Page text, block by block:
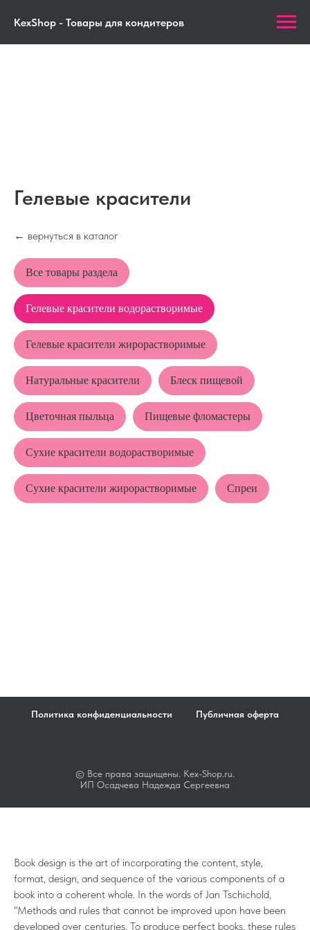
KexShop - Товары для кондитеров
Гелевые красители
← вернуться в каталог
Все товары раздела
Гелевые красители водорастворимые
Гелевые красители жирорастворимые
Натуральные красители Блеск пищевой
Цветочная пыльца Пищевые фломастеры
Сухие красители водорастворимые
Сухие красители жирорастворимые Спреи
Политика конфиденциальности Публичная оферта
© Все права защищены. Kex-Shop.ru.
ИП Осадчева Надежда Сергеевна
Book design is the art of incorporating the content, style,
format, design, and sequence of the various components of a
book into a coherent whole. In the words of Jan Tschichold,
"Methods and rules that cannot be improved upon have been
developed over centuries. To produce perfect books, these rules